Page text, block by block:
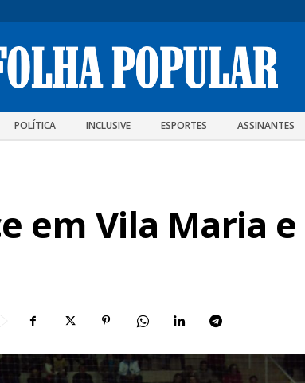
POLÍTICA INCLUSIVE ESPORTES ASSINANTES
em Vila Maria e